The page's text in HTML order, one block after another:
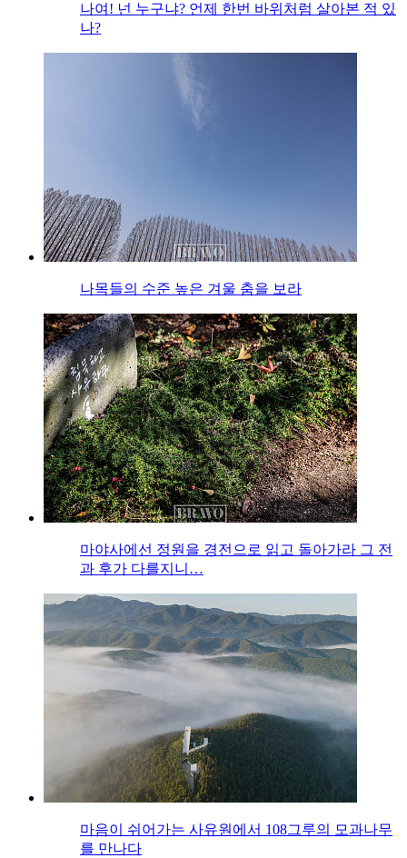
나여! 넌 누구냐? 언제 한번 바위처럼 살아본 적 있
나?
나목들의 수준 높은 겨울 춤을 보라
마야사에선 정원을 경전으로 읽고 돌아가라 그 전
과 후가 다를지니…
마음이 쉬어가는 사유원에서 108그루의 모과나무
를 만나다